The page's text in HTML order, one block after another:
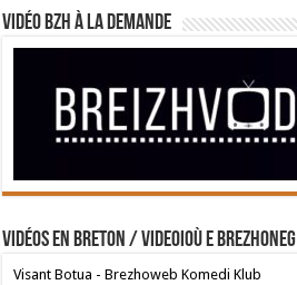
Vidéo BZH à la demande
Vidéos en breton / Videoioù e brezhoneg
Visant Botua - Brezhoweb Komedi Klub